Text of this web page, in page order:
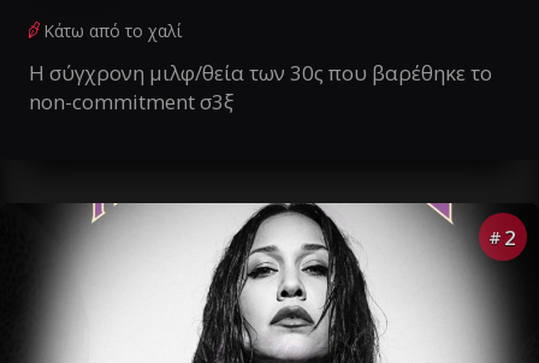
Κάτω από το χαλί
Η σύγχρονη μιλφ/θεία των 30ς που βαρέθηκε το
non-commitment σ3ξ
# 2